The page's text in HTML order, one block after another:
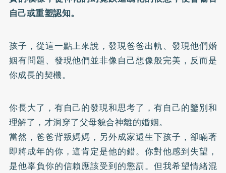
自己或重塑認知。
孩子，從這一點上來說，發現爸爸出軌、發現他們婚
姻有問題、發現他們並非像自己想像般完美，反而是
你成長的契機。
你長大了，有自己的發現和思考了，有自己的鑒別和
理解了，才洞穿了父母貌合神離的婚姻。
當然，爸爸背叛媽媽，另外成家還生下孩子，卻瞞著
即將成年的你，這肯定是他的錯。你對他感到失望，
是他辜負你的信賴應該受到的懲罰。但我希望情緒混